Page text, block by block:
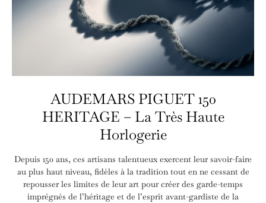
AUDEMARS PIGUET 150
HERITAGE – La Très Haute
Horlogerie
Depuis 150 ans, ces artisans talentueux exercent leur savoir-faire
au plus haut niveau, fidèles à la tradition tout en ne cessant de
repousser les limites de leur art pour créer des garde-temps
imprégnés de l’héritage et de l’esprit avant-gardiste de la